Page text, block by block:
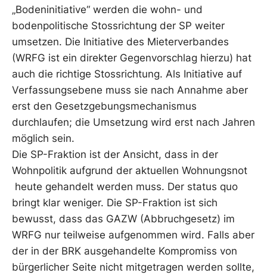
„Bodeninitiative“ werden die wohn- und
bodenpolitische Stossrichtung der SP weiter
umsetzen. Die Initiative des Mieterverbandes
(WRFG ist ein direkter Gegenvorschlag hierzu) hat
auch die richtige Stossrichtung. Als Initiative auf
Verfassungsebene muss sie nach Annahme aber
erst den Gesetzgebungsmechanismus
durchlaufen; die Umsetzung wird erst nach Jahren
möglich sein.
Die SP-Fraktion ist der Ansicht, dass in der
Wohnpolitik aufgrund der aktuellen Wohnungsnot
heute gehandelt werden muss. Der status quo
bringt klar weniger. Die SP-Fraktion ist sich
bewusst, dass das GAZW (Abbruchgesetz) im
WRFG nur teilweise aufgenommen wird. Falls aber
der in der BRK ausgehandelte Kompromiss von
bürgerlicher Seite nicht mitgetragen werden sollte,